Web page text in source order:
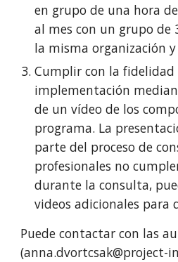
en grupo de una hora
al mes con un grupo de
la misma organización
Cumplir con la fidelidad
implementación
de un vídeo de los
programa. La
parte del proceso de
profesionales no
durante la consulta,
videos adicionales para
Puede contactar con las
(anna.dvortcsak@project-